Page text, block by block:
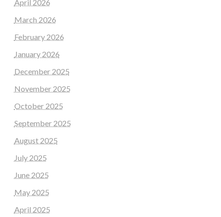
April 2026
March 2026
February 2026
January 2026
December 2025
November 2025
October 2025
September 2025
August 2025
July 2025
June 2025
May 2025
April 2025